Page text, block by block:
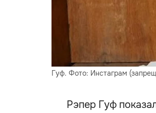
Гуф. Фото: Инстаграм
Рэпер Гуф